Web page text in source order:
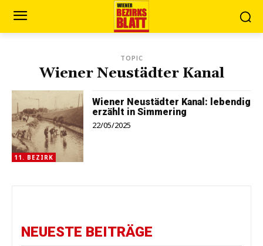
TOPIC
Wiener Neustädter Kanal
11. BEZIRK
Wiener Neustädter Kanal: lebendig
erzählt in Simmering
22/05/2025
NEUESTE BEITRÄGE